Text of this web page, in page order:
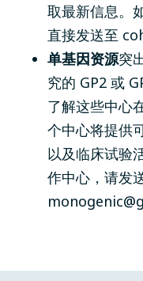
取最新信息。
直接发送至
单基因资源突
究的 GP2 或
了解这些中心
个中心将提供
以及临床试验
作中心，请发